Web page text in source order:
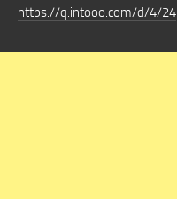
https://q.intooo.com/d/4/24